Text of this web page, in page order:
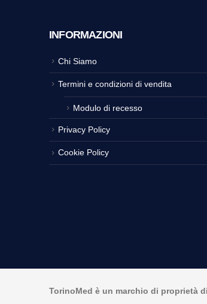
INFORMAZIONI
Chi Siamo
Termini e condizioni di vendita
Modulo di recesso
Privacy Policy
Cookie Policy
TorinoMed è un marchio di proprietà